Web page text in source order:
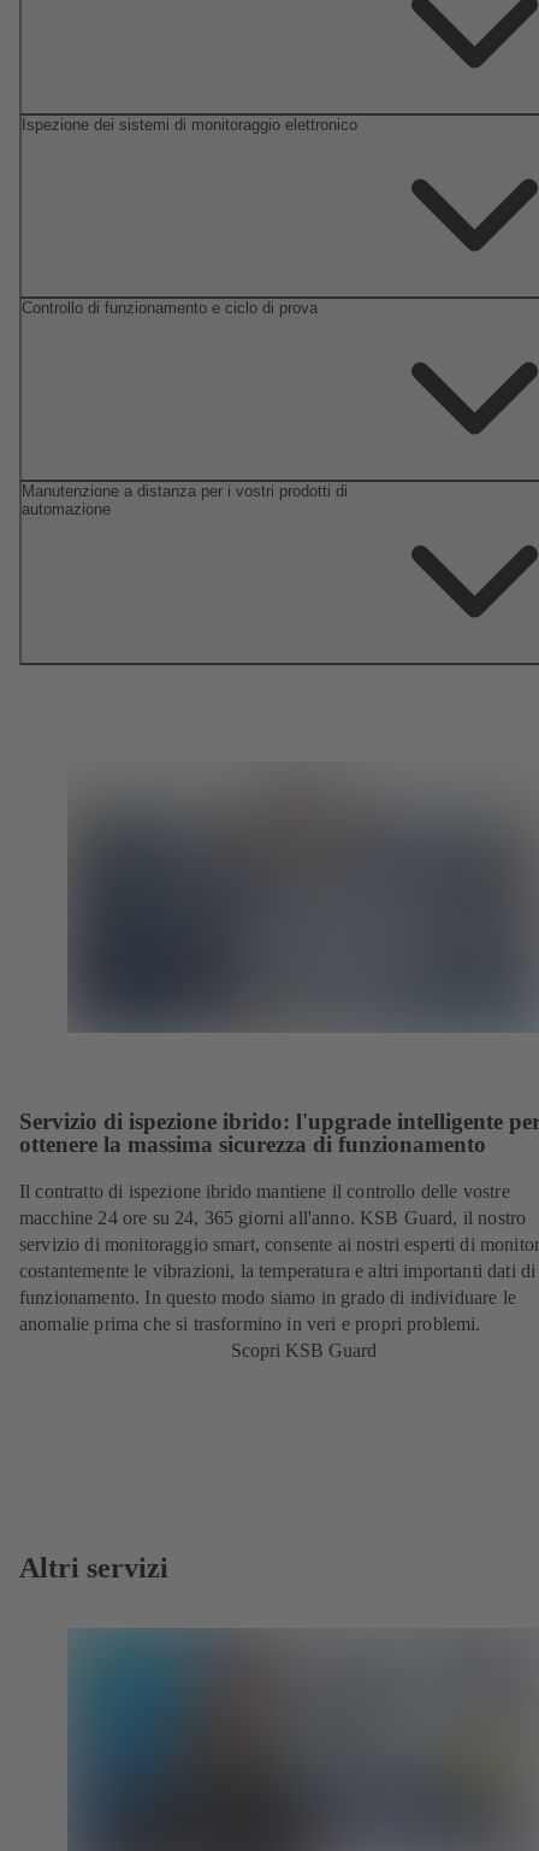
Ispezione dei sistemi di monitoraggio elettronico
Controllo di funzionamento e ciclo di prova
Manutenzione a distanza per i vostri prodotti di
automazione
Servizio di ispezione ibrido: l'upgrade intelligente
ottenere la massima sicurezza di funzionamento
Il contratto di ispezione ibrido mantiene il controllo delle vostre
macchine 24 ore su 24, 365 giorni all'anno. KSB Guard, il nostro
servizio di monitoraggio smart, consente ai nostri esperti di
costantemente le vibrazioni, la temperatura e altri importanti dati di
funzionamento. In questo modo siamo in grado di individuare le
anomalie prima che si trasformino in veri e propri problemi.
Scopri KSB Guard
Altri servizi